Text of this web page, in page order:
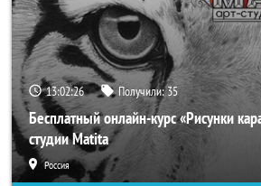
13:02:23 Получили:35
Бесплатный онлайн-курс «Рисунки
студии Matita
Россия